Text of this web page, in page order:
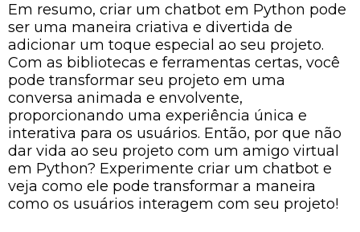
Em resumo, criar um chatbot em Python pode
ser uma maneira criativa e divertida de
adicionar um toque especial ao seu projeto.
Com as bibliotecas e ferramentas certas, você
pode transformar seu projeto em uma
conversa animada e envolvente,
proporcionando uma experiência única e
interativa para os usuários. Então, por que não
dar vida ao seu projeto com um amigo virtual
em Python? Experimente criar um chatbot e
veja como ele pode transformar a maneira
como os usuários interagem com seu projeto!